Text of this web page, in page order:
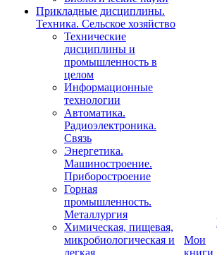
Прикладные дисциплины.
Техника. Сельское хозяйство
Технические
дисциплины и
промышленность в
целом
Информационные
технологии
Автоматика.
Радиоэлектроника.
Связь
Энергетика.
Машиностроение.
Приборостроение
Горная
промышленность.
Металлургия
Химическая, пищевая,
микробиологическая и
легкая
Мои
книги